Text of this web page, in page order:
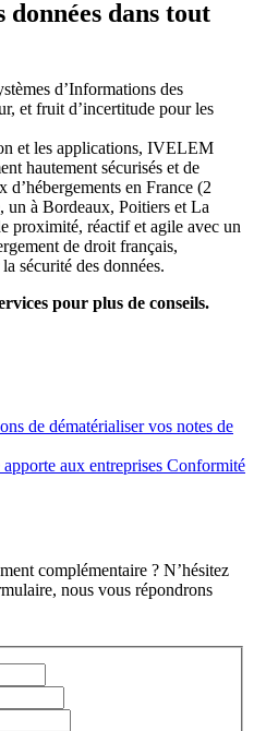
dans tout
d’Informations des
et fruit d’incertitude pour les
et les applications, IVELEM
hautement sécurisés et de
en France (2
un à Bordeaux, Poitiers et La
proximité, réactif et agile avec un
de droit français,
sécurité des données.
pour plus de conseils.
de dématérialiser vos notes de
aux entreprises Conformité
complémentaire ? N’hésitez
nous vous répondrons